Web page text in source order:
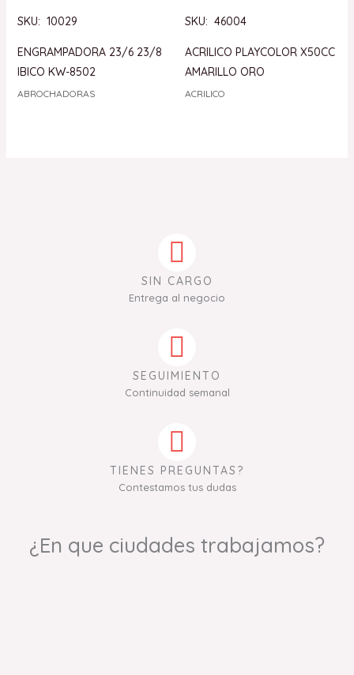
SKU: 10029
ENGRAMPADORA 23/6 23/8
IBICO KW-8502
ABROCHADORAS
SKU: 46004
ACRILICO PLAYCOLOR X50CC
AMARILLO ORO
ACRILICO
SIN CARGO
Entrega al negocio
SEGUIMIENTO
Continuidad semanal
TIENES PREGUNTAS?
Contestamos tus dudas
¿En que ciudades trabajamos?